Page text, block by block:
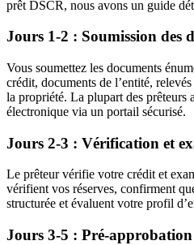
prêt DSCR, nous avons un guide
Jours 1-2 : Soumission des
Vous soumettez les documents
crédit, documents de l’entité,
la propriété. La plupart des prêteurs
électronique via un portail sécurisé.
Jours 2-3 : Vérification et
Le prêteur vérifie votre crédit et
vérifient vos réserves, confirment
structurée et évaluent votre profil
Jours 3-5 : Pré-approbation